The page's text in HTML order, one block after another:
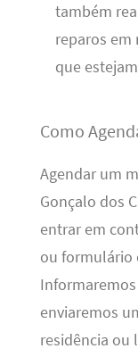
também
reparos em
que
Como
Agendar um
Gonçalo dos
entrar em
ou formulário
enviaremos
residência ou